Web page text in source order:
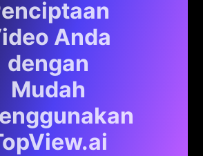
Anda
dengan
Mudah